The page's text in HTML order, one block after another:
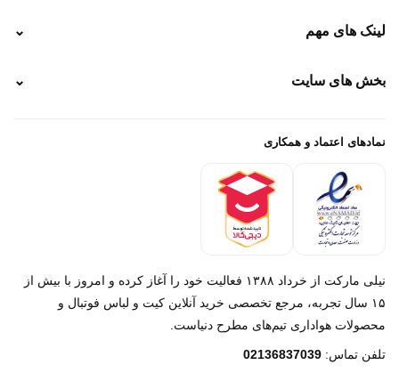
نحوه پرداخت
راهنمای سفارش
لینک های مهم ⌄
رهگیری تیپاکس
خرید لباس جدید بارسلونا 2025/2026
بخش های سایت ⌄
پرداخت باز
تماس با ما
نمادهای اعتماد و همکاری
نیلی مارکت از خرداد ۱۳۸۸ فعالیت خود را آغاز کرده و امروز با بیش از
۱۵ سال تجربه، مرجع تخصصی خرید آنلاین کیت و لباس فوتبال و
محصولات هواداری تیم‌های مطرح دنیاست.
تلفن تماس: 02136837039
پشتیبانی روبیکا‌